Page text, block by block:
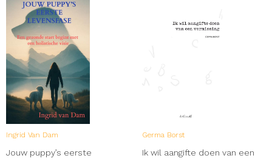
Ingrid Van Dam
Jouw puppy’s eerste
Germa Borst
Ik wil aangifte doen van een